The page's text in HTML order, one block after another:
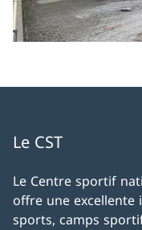
Le CST
Le Centre sportif
offre une
sports, camps